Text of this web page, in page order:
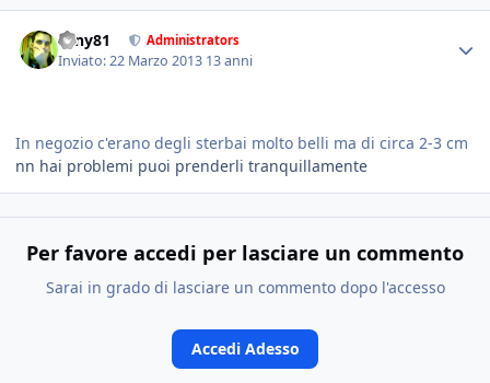
tony81 Administrators
Inviato:22 Marzo 2013 13 anni
In negozio c'erano degli sterbai molto belli ma di circa 2-3 cm
nn hai problemi puoi prenderli tranquillamente
Per favore accedi per lasciare un commento
Sarai in grado di lasciare un commento dopo l'accesso
Accedi Adesso